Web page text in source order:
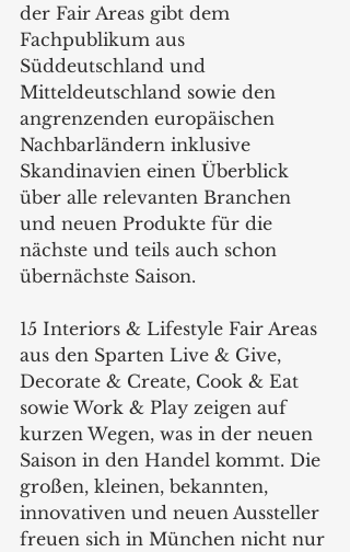
der Fair Areas gibt dem
Fachpublikum aus
Süddeutschland und
Mitteldeutschland sowie den
angrenzenden europäischen
Nachbarländern inklusive
Skandinavien einen Überblick
über alle relevanten Branchen
und neuen Produkte für die
nächste und teils auch schon
übernächste Saison.
15 Interiors & Lifestyle Fair Areas
aus den Sparten Live & Give,
Decorate & Create, Cook & Eat
sowie Work & Play zeigen auf
kurzen Wegen, was in der neuen
Saison in den Handel kommt. Die
großen, kleinen, bekannten,
innovativen und neuen Aussteller
freuen sich in München nicht nur